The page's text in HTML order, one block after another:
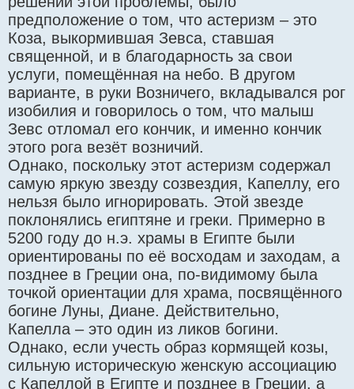
предположение о том, что астеризм – это
Коза, выкормившая Зевса, ставшая
священной, и в благодарность за свои
услуги, помещённая на небо. В другом
варианте, в руки Возничего, вкладывался рог
изобилия и говорилось о том, что малыш
Зевс отломал его кончик, и именно кончик
этого рога везёт возничий.
Однако, поскольку этот астеризм содержал
самую яркую звезду созвездия, Капеллу, его
нельзя было игнорировать. Этой звезде
поклонялись египтяне и греки. Примерно в
5200 году до н.э. храмы в Египте были
ориентированы по её восходам и заходам, а
позднее в Греции она, по-видимому была
точкой ориентации для храма, посвящённого
богине Луны, Диане. Действительно,
Капелла – это один из ликов богини.
Однако, если учесть образ кормящей козы,
сильную историческую женскую ассоциацию
с Капеллой в Египте и позднее в Греции, а